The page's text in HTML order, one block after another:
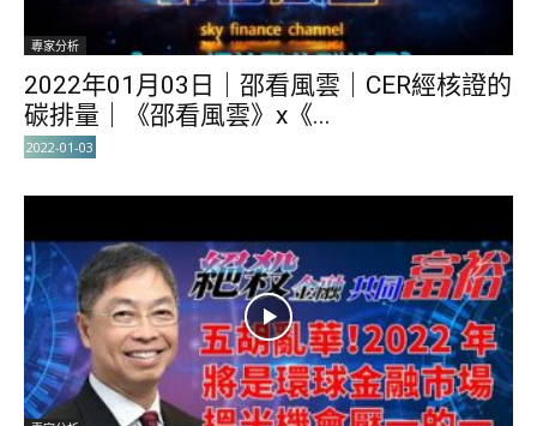
專家分析
2022年01月03日｜邵看風雲｜CER經核證的
碳排量｜《邵看風雲》x《...
2022-01-03